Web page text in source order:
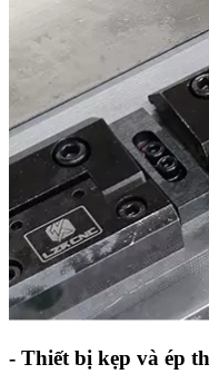
- Thiết bị kẹp và ép